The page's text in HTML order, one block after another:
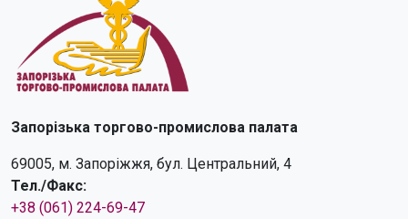
Запорізька торгово-промислова палата
69005, м. Запоріжжя, бул. Центральний, 4
Тел./Факс:
+38 (061) 224-69-47